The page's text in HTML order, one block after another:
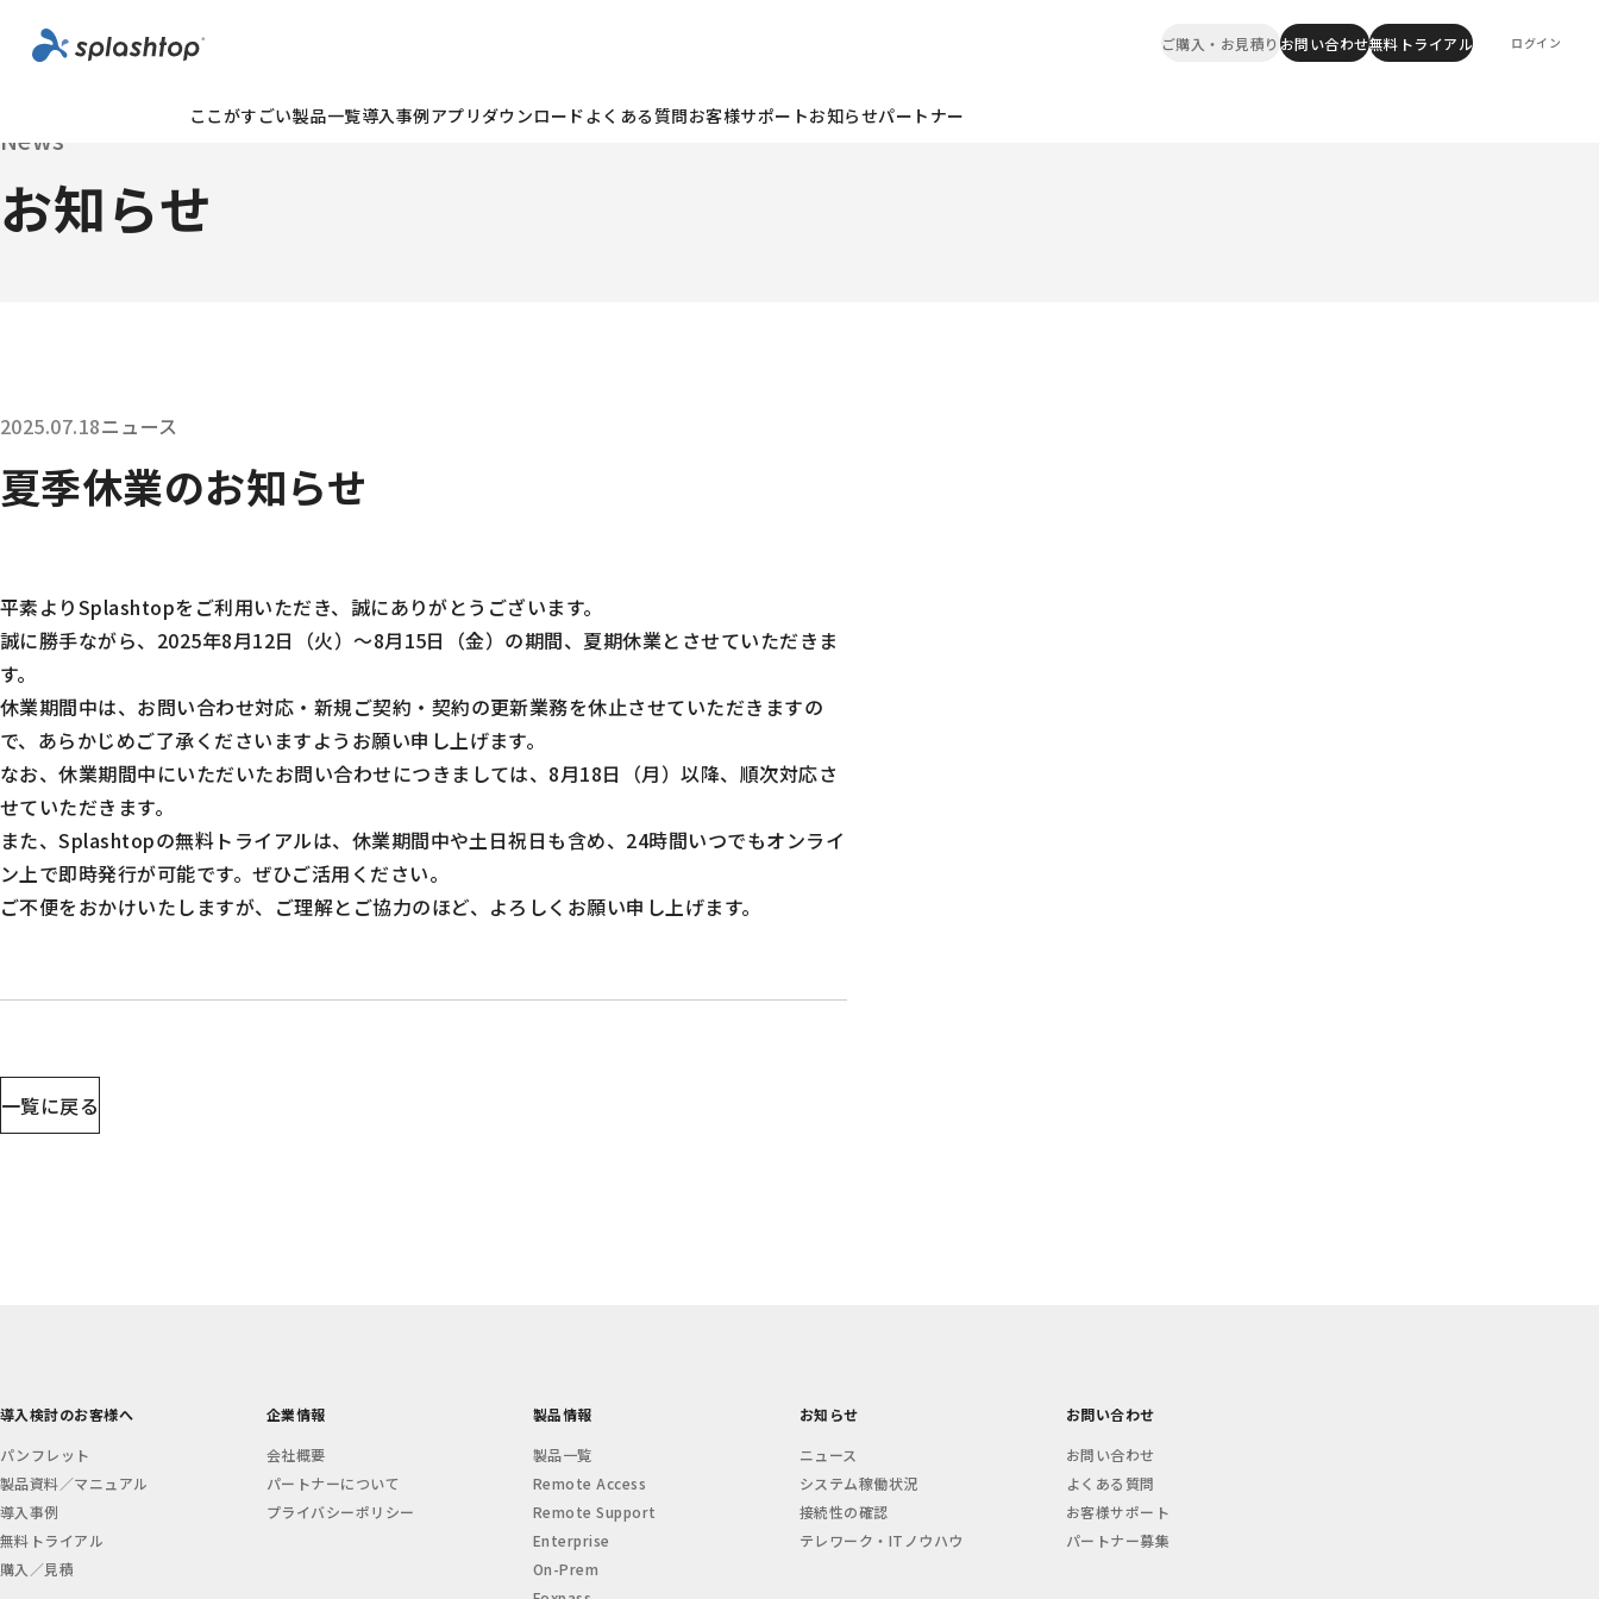
ご購入・お見積り お問い合わせ無料トライアル ログイン
ここがすごい製品一覧導入事例アプリダウンロードよくある質問お客様サポートお知らせパートナー
News
お知らせ
夏季休業のお知らせ
投稿日：
2025.07.18カテゴリー：
ニュース
平素よりSplashtopをご利用いただき、誠にありがとうございます。
誠に勝手ながら、2025年8月12日（火）～8月15日（金）の期間、夏期休業とさせていただきま
す。
休業期間中は、お問い合わせ対応・新規ご契約・契約の更新業務を休止させていただきますの
で、あらかじめご了承くださいますようお願い申し上げます。
なお、休業期間中にいただいたお問い合わせにつきましては、8月18日（月）以降、順次対応さ
せていただきます。
また、Splashtopの無料 トライアルは、休業期間中や土日祝日も含め、24時間いつでもオンライ
ン上で即時発行が可能です。ぜひご活用ください。
ご不便をおかけいたしますが、ご理解とご協力のほど、よろしくお願い申し上げます。
一覧に戻る
導入検討のお客様へ
パンフレット
製品資料／マニュアル
導入事例
無料トライアル
購入／見積
企業情報
会社概要
パートナーについて
プライバシーポリシー
製品情報
製品一覧
Remote Access
Remote Support
Enterprise
On-Prem
お知らせ
ニュース
システム稼働状況
接続性の確認
テレワーク・ITノウハウ
お問い合わせ
お問い合わせ
よくある質問
お客様サポート
パートナー募集